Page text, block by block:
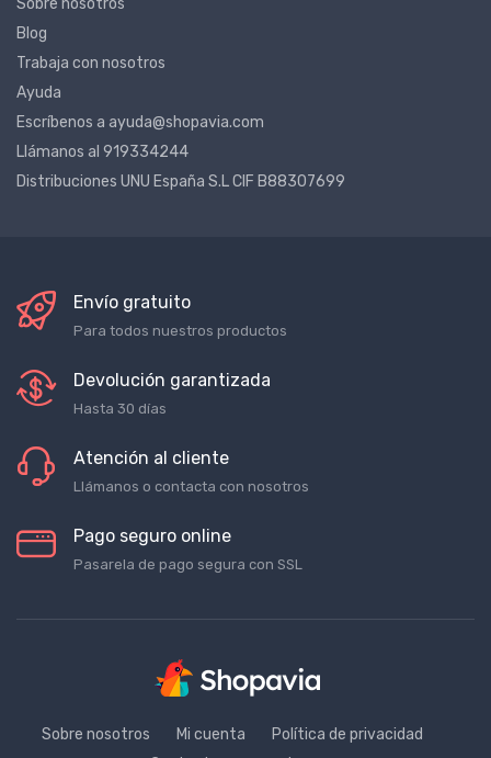
Sobre nosotros
Blog
Trabaja con nosotros
Ayuda
Escríbenos a ayuda@shopavia.com
Llámanos al 919334244
Distribuciones UNU España S.L CIF B88307699
Envío gratuito
Para todos nuestros productos
Devolución garantizada
Hasta 30 días
Atención al cliente
Llámanos o contacta con nosotros
Pago seguro online
Pasarela de pago segura con SSL
Sobre nosotros Mi cuenta Política de privacidad